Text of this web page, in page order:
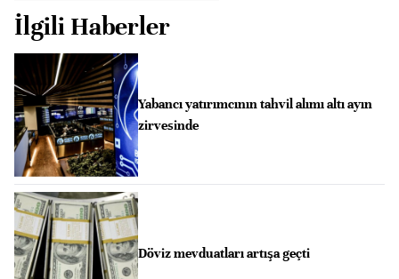
İlgili Haberler
Yabancı yatırımcının tahvil alımı altı ayın
zirvesinde
Döviz mevduatları artışa geçti